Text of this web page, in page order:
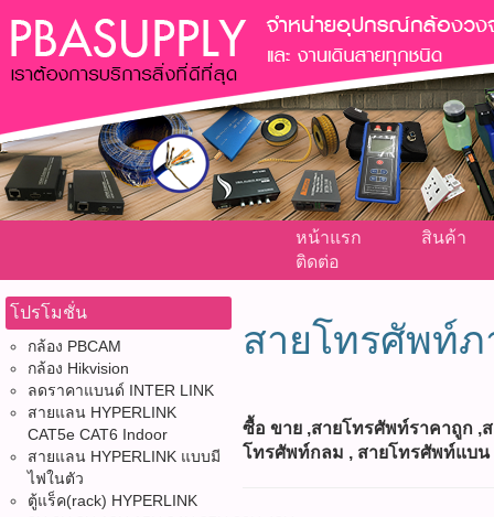
หน้าแรก
สินค้า
ติดต่อ
โปรโมชั่น
กล้อง PBCAM
กล้อง Hikvision
ลดราคาแบนด์ INTER LINK
สายแลน HYPERLINK
CAT5e CAT6 Indoor
สายแลน HYPERLINK แบบมี
ไฟในตัว
ตู้แร็ค(rack) HYPERLINK
สายโทรศัพท์
ซื้อ ขาย ,สายโทรศัพท์ราคาถูก ,
โทรศัพท์กลม , สายโทรศัพท์แบน